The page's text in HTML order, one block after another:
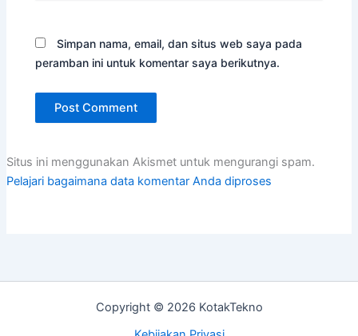
Simpan nama, email, dan situs web saya pada
peramban ini untuk komentar saya berikutnya.
Situs ini menggunakan Akismet untuk mengurangi spam.
Pelajari bagaimana data komentar Anda diproses
Copyright © 2026 KotakTekno